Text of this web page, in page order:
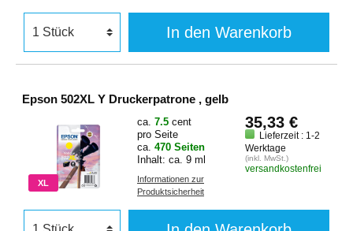
In den Warenkorb
Epson 502XL Y Druckerpatrone , gelb
XL
ca. 7.5 cent
pro Seite
ca. 470 Seiten
Inhalt: ca. 9 ml
Informationen zur
Produktsicherheit
35,33 €
Lieferzeit : 1-2
Werktage
(inkl. MwSt.)
versandkostenfrei